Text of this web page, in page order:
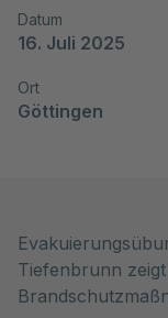
Datum
16. Juli 2025
Ort
Göttingen
Tiefenbrunn